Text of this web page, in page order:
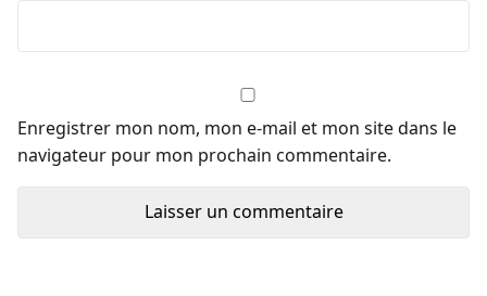
Enregistrer mon nom, mon e-mail et mon site dans le
navigateur pour mon prochain commentaire.